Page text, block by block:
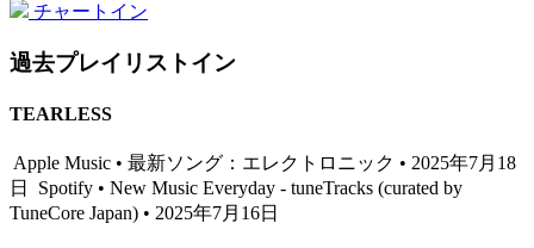
チャートイン
過去プレイリストイン
TEARLESS
Apple Music • 最新ソング：エレクトロニック • 2025年7月18
日
Spotify • New Music Everyday - tuneTracks (curated by
TuneCore Japan) • 2025年7月16日